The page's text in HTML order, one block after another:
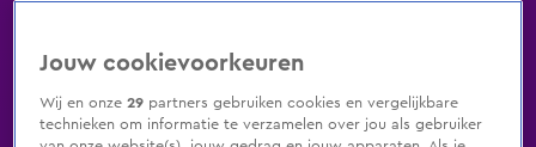
Jouw cookievoorkeuren
Wij en onze29 partners gebruiken cookies en vergelijkbare
technieken om informatie te verzamelen over jou als gebruiker